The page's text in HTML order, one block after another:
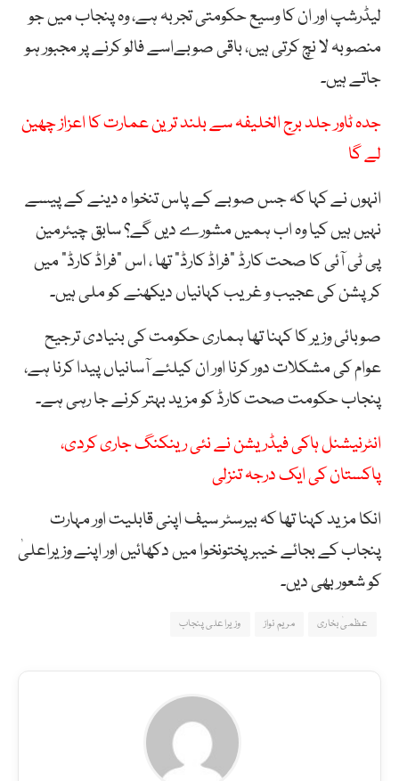
لیڈرشپ اور ان کا وسیع حکومتی تجربہ ہے، وہ پنجاب میں جو
منصوبہ لا نچ کرتی ہیں، باقی صوبےاسے فالو کرنے پر مجبور ہو
جاتے ہیں۔
جدہ ٹاور جلد برج الخلیفہ سے بلند ترین عمارت کا اعزاز چھین
لے گا
انہوں نے کہا کہ جس صوبے کے پاس تنخوا ہ دینے کے پیسے
نہیں ہیں کیا وہ اب ہمیں مشورے دیں گے؟ سابق چیئرمین
پی ٹی آئی کا صحت کارڈ ”فراڈ کارڈ” تھا ، اس “فراڈ کارڈ” میں
کرپشن کی عجیب و غریب کہانیاں دیکھنے کو ملی ہیں۔
صوبائی وزیر کا کہنا تھا ہماری حکومت کی بنیادی ترجیح
عوام کی مشکلات دور کرنا اور ان کیلئے آسانیاں پیدا کرنا ہے،
پنجاب حکومت صحت کارڈ کو مزید بہتر کرنے جا رہی ہے۔
انٹرنیشنل ہاکی فیڈریشن نے نئی رینکنگ جاری کردی،
پاکستان کی ایک درجہ تنزلی
انکا مزید کہنا تھا کہ بیرسٹر سیف اپنی قابلیت اور مہارت
پنجاب کے بجائے خیبر پختونخوا میں دکھائیں اور اپنے وزیراعلیٰ
کو شعور بھی دیں۔
عظمیٰ بخاری مریم نواز وزیراعلی پنجاب